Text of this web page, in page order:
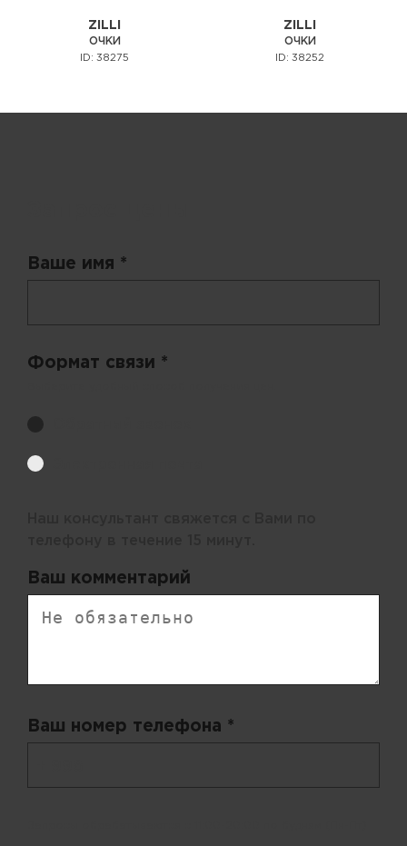
ZILLI
ОЧКИ
ID: 38275
ZILLI
ОЧКИ
ID: 38252
Ваше имя *
Формат связи *
Ваш комментарий
Ваш номер телефона *